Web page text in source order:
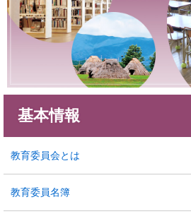
へ
基本情報
教育委員会とは
教育委員名簿